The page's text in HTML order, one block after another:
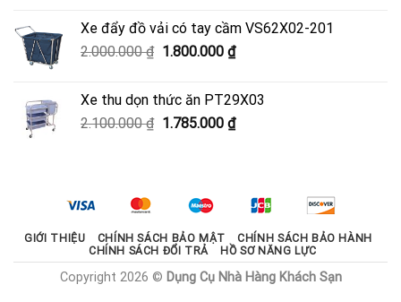
950.000 ₫.là:
600.000 ₫.
Xe đẩy đồ vải có tay cầm VS62X02-201
2.000.000₫ Giá
2.000.000 ₫.
1.800.000 ₫Giá
là:
1.800.000 ₫.
Xe thu dọn thức ăn PT29X03
2.100.000₫ Giá
1.785.000 ₫Giá
1.785.000 ₫.
GIỚI THIỆU CHÍNH SÁCH BẢO MẬT
CHÍNH SÁCH BẢO HÀNH
CHÍNH SÁCH ĐỔI TRẢ
HỒ SƠ NĂNG LỰC
Copyright 2026 © Dụng Cụ Nhà Hàng Khách Sạn